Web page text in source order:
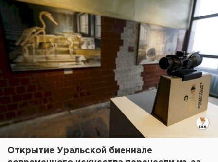
Открытие Уральской биеннале